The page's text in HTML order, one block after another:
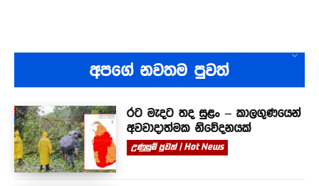
අපගේ නවතම පුවත්
රට මැදට තද සුළං – කාලගුණයෙන්
අවවාදාත්මක නිවේදනයක්
උණුසුම් පුවත් | Hot News